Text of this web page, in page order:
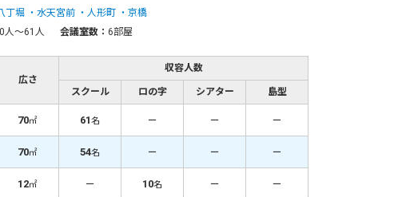
丁堀 水天宮前 人形町
京橋
人〜61人 会議室数： 6部屋
広さ
収容人数
スクール ロの字 シアター 島型
70㎡ 61名 － － －
70㎡ 54名 － － －
12㎡ － 10名 － －